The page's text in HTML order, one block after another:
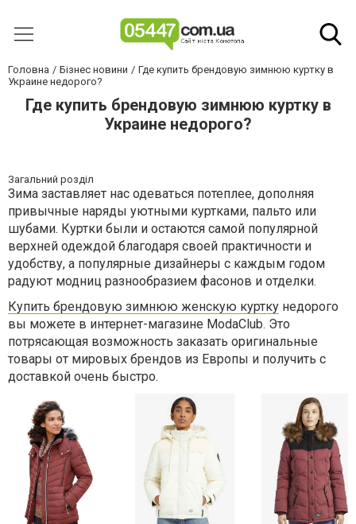
Головна Бізнес новини
Где купить брендовую зимнюю куртку в
Украине недорого?
Где купить брендовую зимнюю куртку в
Украине недорого?
Загальний розділ
Зима заставляет нас одеваться потеплее, дополняя
привычные наряды уютными куртками, пальто или
шубами. Куртки были и остаются самой популярной
верхней одеждой благодаря своей практичности и
удобству, а популярные дизайнеры с каждым годом
радуют модниц разнообразием фасонов и отделки.
Купить брендовую зимнюю женскую куртку недорого
вы можете в интернет-магазине ModaClub. Это
потрясающая возможность заказать оригинальные
товары от мировых брендов из Европы и получить с
доставкой очень быстро.